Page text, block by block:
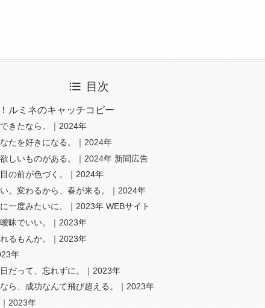
目次
ルミネのキャッチコピー
きたなら。｜2024年
たを好きになる。｜2024年
しいものがある。｜2024年 新聞広告
の前が色づく。｜2024年
。変わるから、春が来る。｜2024年
一度みたいに。｜2023年 WEBサイト
昧でいい。｜2023年
るもんか。｜2023年
年
だって、忘れずに。｜2023年
ら、成功なんて飛び超える。｜2023年
2023年